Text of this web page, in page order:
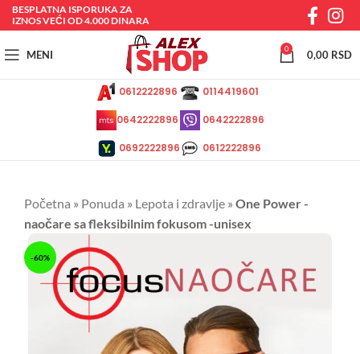
BESPLATNA ISPORUKA ZA
IZNOS VEĆI OD 4.000 DINARA
MENI 0 0,00 RSD
0612222896
0642222896
0692222896
0114419601
0642222896
0612222896
Početna » Ponuda » Lepota i zdravlje » One Power -
naočare sa fleksibilnim fokusom -unisex
-60%